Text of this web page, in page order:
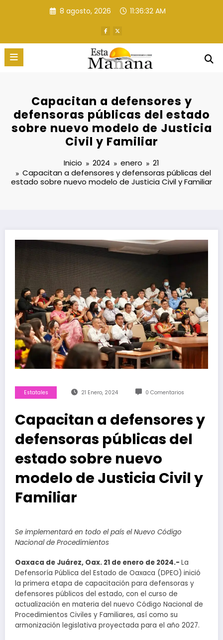
8 agosto, 2026 11:36:33 AM
Capacitan a defensores y
defensoras públicas del estado
sobre nuevo modelo de Justicia
Civil y Familiar
Inicio 2024 enero
21
Capacitan a defensores y defensoras públicas del
estado sobre nuevo modelo de Justicia Civil y Familiar
Estatales 21 Enero, 2024 0 Comentarios
Capacitan a defensores y
defensoras públicas del
estado sobre nuevo
modelo de Justicia Civil y
Familiar
Se implementará en todo el país el Nuevo Código
Nacional de Procedimientos
Oaxaca de Juárez, Oax. 21 de enero de 2024.- La
Defensoría Pública del Estado de Oaxaca (DPEO) inició
la primera etapa de capacitación para defensoras y
defensores públicos del estado, con el curso de
actualización en materia del nuevo Código Nacional de
Procedimientos Civiles y Familiares, así como su
armonización legislativa proyectada para el año 2027.